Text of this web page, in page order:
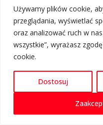
Używamy plików cookie,
przeglądania, wyświetlać
oraz analizować ruch w
wszystkie”, wyrażasz
cookie.
Dostosuj